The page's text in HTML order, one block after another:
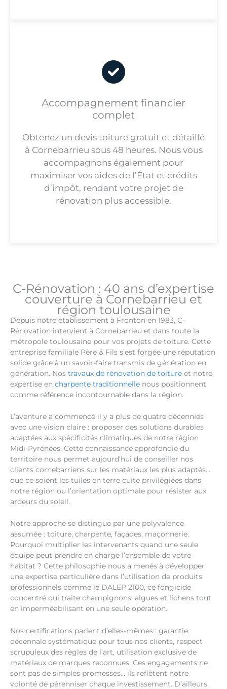
Accompagnement financier
complet
Obtenez un devis toiture gratuit et détaillé
à Cornebarrieu sous 48 heures. Nous vous
accompagnons également pour
maximiser vos aides de l’État et crédits
d’impôt, rendant votre projet de
rénovation plus accessible.
C-Rénovation : 40 ans d’expertise
couverture à Cornebarrieu et
région toulousaine
Depuis notre établissement à Fronton en 1983, C-
Rénovation intervient à Cornebarrieu et dans toute la
métropole toulousaine pour vos projets de toiture. Cette
entreprise familiale Père & Fils s’est forgée une réputation
solide grâce à un savoir-faire transmis de génération en
génération. Nos travaux de rénovation de toiture et notre
expertise en charpente traditionnelle nous positionnent
comme référence incontournable dans la région.
L’aventure a commencé il y a plus de quatre décennies
avec une vision claire : proposer des solutions durables
adaptées aux spécificités climatiques de notre région
Midi-Pyrénées. Cette connaissance approfondie du
territoire nous permet aujourd’hui de conseiller nos
clients cornebarriens sur les matériaux les plus adaptés…
que ce soient les tuiles en terre cuite privilégiées dans
notre région ou l’orientation optimale pour résister aux
ardeurs du soleil.
Notre approche se distingue par une polyvalence
assumée : toiture, charpente, façades, maçonnerie.
Pourquoi multiplier les intervenants quand une seule
équipe peut prendre en charge l’ensemble de votre
habitat ? Cette philosophie nous a menés à développer
une expertise particulière dans l’utilisation de produits
professionnels comme le DALEP 2100, ce fongicide
concentré qui traite champignons, algues et lichens tout
en imperméabilisant en une seule opération.
Nos certifications parlent d’elles-mêmes : garantie
décennale systématique pour tous nos clients, respect
scrupuleux des règles de l’art, utilisation exclusive de
matériaux de marques reconnues. Ces engagements ne
sont pas de simples promesses… ils reflètent notre
volonté de pérenniser chaque investissement. D’ailleurs,